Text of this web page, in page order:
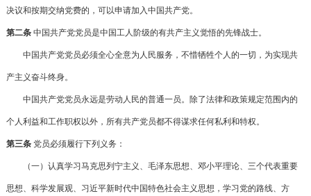
决议和按期交纳党费的，可以申请加入中国共产党。
第二条 中国共产党党员是中国工人阶级的有共产主义觉悟的先锋战士。
中国共产党党员必须全心全意为人民服务，不惜牺牲个人的一切，为实现共
产主义奋斗终身。
中国共产党党员永远是劳动人民的普通一员。除了法律和政策规定范围内的
个人利益和工作职权以外，所有共产党员都不得谋求任何私利和特权。
第三条 党员必须履行下列义务：
（一）认真学习马克思列宁主义、毛泽东思想、邓小平理论、三个代表重要
思想、科学发展观、习近平新时代中国特色社会主义思想，学习党的路线、方